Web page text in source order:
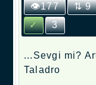
👁177 ⇅ 9
✓
3
...Sevgi mi?
Taladro